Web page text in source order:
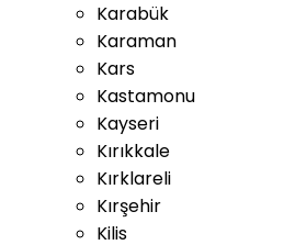
Karabük
Karaman
Kars
Kastamonu
Kayseri
Kırıkkale
Kırklareli
Kırşehir
Kilis